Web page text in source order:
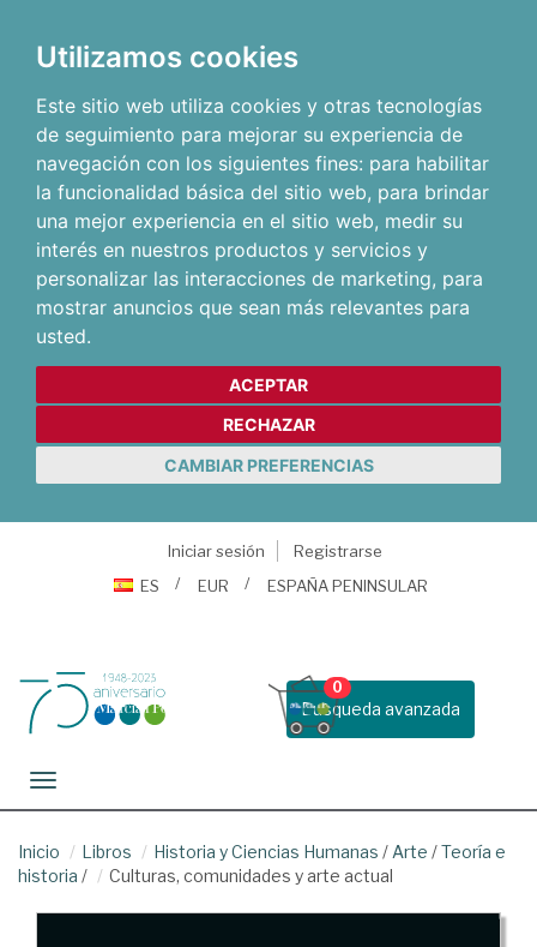
Utilizamos cookies
Este sitio web utiliza cookies y otras tecnologías
de seguimiento para mejorar su experiencia de
navegación con los siguientes fines: para habilitar
la funcionalidad básica del sitio web, para brindar
una mejor experiencia en el sitio web, medir su
interés en nuestros productos y servicios y
personalizar las interacciones de marketing, para
mostrar anuncios que sean más relevantes para
usted.
ACEPTAR
RECHAZAR
CAMBIAR PREFERENCIAS
Iniciar sesión
Registrarse
ES
EUR ESPAÑA PENINSULAR
Busqueda avanzada
0
Toggle navigation
Inicio Libros Historia y Ciencias Humanas / Arte /Teoría e
historia / Culturas, comunidades y arte actual